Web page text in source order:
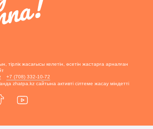
тірлік жасағысы келетін, өсетін жастарға арналған
+7 (708) 332-10-72
zhatpa.kz сайтына активті сілтеме жасау міндетті